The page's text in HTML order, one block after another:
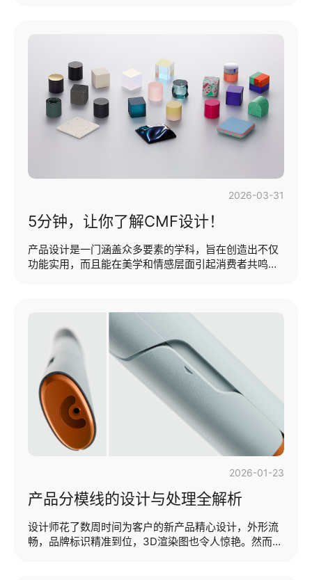
过对色彩的认知对点缀色进行搭配，不仅能够突出产品
细节，增加产品质感，同时可以达到信息提醒，功能知
识的效果，在设计中使用率极高。本期提纲：·点缀色概
述及其特点·点缀色的挑选技巧·点缀色的分布方法（点缀
色概述及其特点）点缀色，又称强调色或···...
2026-03-31
5分钟，让你了解CMF设计！
产品设计是一门涵盖众多要素的学科，旨在创造出不仅
功能实用，而且能在美学和情感层面引起消费者共鸣的
(Finish)，这三个要素是任何物品（无论是科技产品、医
疗产品、家具还是汽车）设计过程中不可或缺的组成部
分。本期提纲：·CMF是什么？·CMF设计为何如此重
要？·色彩、材料和表面处理工艺（CMF是什么？）
CMF是工业设计领域的一个专门方向，它着重于设计实
体产品的材料特性，是色彩（Color）、材料
（Material）···...
2026-01-23
产品分模线的设计与处理全解析
设计师花了数周时间为客户的新产品精心设计，外形流
畅，品牌标识精准到位，3D渲染图也令人惊艳。然而，